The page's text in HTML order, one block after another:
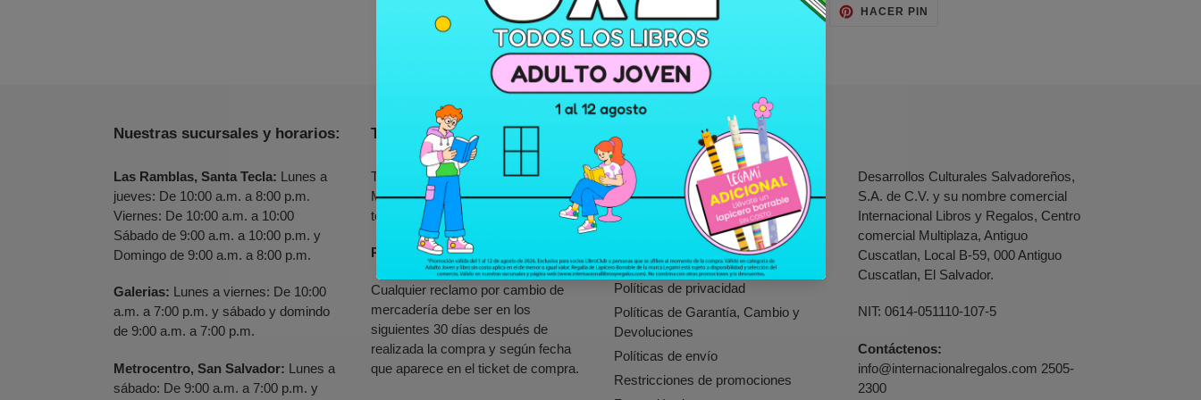
EN
TUITEARTUITEAR
EN
HACER PIN
Nuestras sucursales y horarios:
Las Ramblas, Santa Tecla: Lunes a
jueves: De 10:00 a.m. a 8:00 p.m.
Viernes: De 10:00 a.m. a 10:00
Sábado de 9:00 a.m. a 10:00 p.m. y
Domingo de 9:00 a.m. a 8:00 p.m.
Galerias: Lunes a viernes: De 10:00
a.m. a 7:00 p.m. y sábado y domindo
de 9:00 a.m. a 7:00 p.m.
Metrocentro, San Salvador: Lunes a
sábado: De 9:00 a.m. a 7:00 p.m. y
Tiempo de entrega:
Tiempo de entrega en la zona
Metropolitana de San Salvador y
todo el país: Entre 24 y 72 horas.
Políticas de Cambio:
Cualquier reclamo por cambio de
mercadería debe ser en los
siguientes 30 días después de
realizada la compra y según fecha
que aparece en el ticket de compra.
Enlaces rápidos
Nuestras Sucursales
Búsqueda
Política y Procedimiento para el
Retiro de Productos Peligrosos
o Inseguros
Políticas de privacidad
Políticas de Garantía, Cambio y
Devoluciones
Políticas de envío
Restricciones de promociones
Desarrollos Culturales Salvadoreños,
S.A. de C.V. y su nombre comercial
Internacional Libros y Regalos, Centro
comercial Multiplaza, Antiguo
Cuscatlan, Local B-59, 000 Antiguo
Cuscatlan, El Salvador.
NIT: 0614-051110-107-5
Contáctenos:
info@internacionalregalos.com 2505-
2300